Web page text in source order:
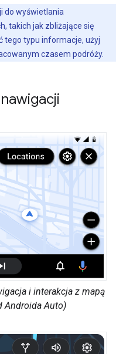
do wyświetlania
takich jak zbliżające się
tego typu informacje, użyj
czasem podróży.
i interakcja z mapą
Androida Auto)